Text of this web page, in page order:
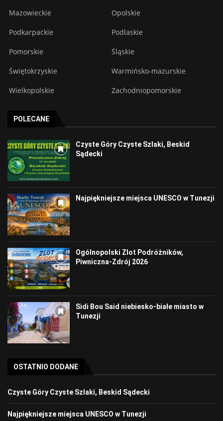
Mazowieckie Opolskie
Podkarpackie Podlaskie
Pomorskie Śląskie
Świętokrzyskie Warmińsko-mazurskie
Wielkopolskie Zachodniopomorskie
POLECANE
Czyste Góry Czyste Szlaki, Beskid
Sądecki
Najpiękniejsze miejsca UNESCO w Tunezji
Ogólnopolski Zlot Podróżników,
Piwniczna-Zdrój 2026
Sidi Bou Said niebiesko-białe miasto w
Tunezji
OSTATNIO DODANE
Czyste Góry Czyste Szlaki, Beskid Sądecki
Najpiękniejsze miejsca UNESCO w Tunezji